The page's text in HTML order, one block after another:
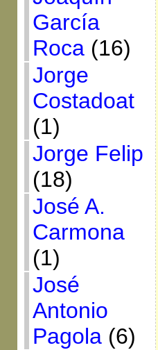
García
Roca(16)
Jorge
Costadoat
(1)
Jorge Felip
(18)
José A.
Carmona
(1)
José
Antonio
Pagola(6)